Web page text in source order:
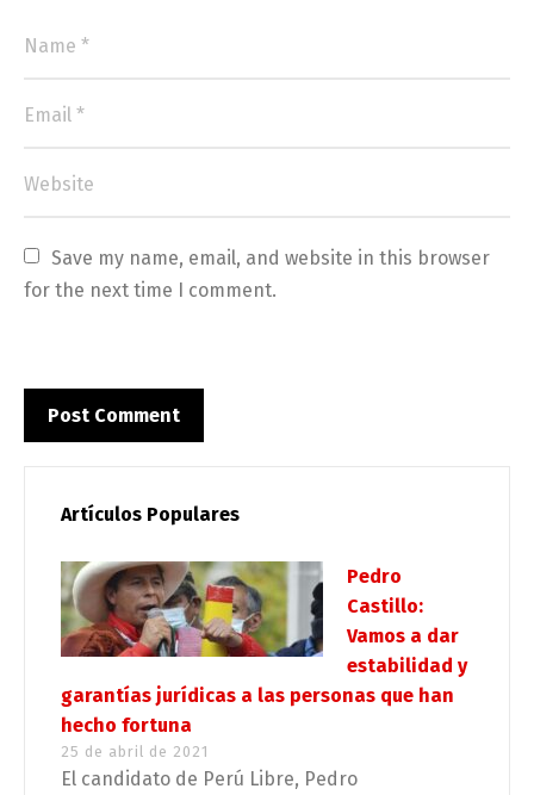
Save my name, email, and website in this browser
for the next time I comment.
Artículos Populares
Pedro
Castillo:
Vamos a dar
estabilidad y
garantías jurídicas a las personas que han
hecho fortuna
25 de abril de 2021
El candidato de Perú Libre, Pedro